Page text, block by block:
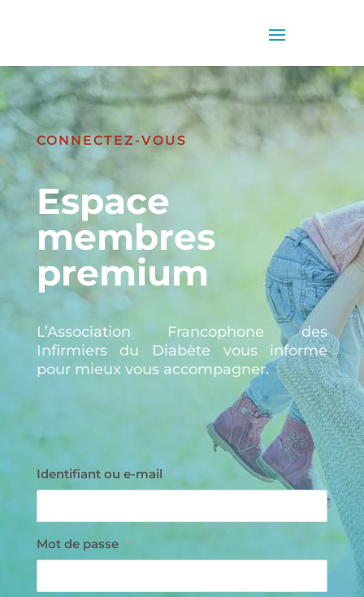
CONNECTEZ-VOUS
Espace
membres
premium
L’Association Francophone des
Infirmiers du Diabète vous informe
pour mieux vous accompagner.
Identifiant ou e-mail *
Mot de passe *